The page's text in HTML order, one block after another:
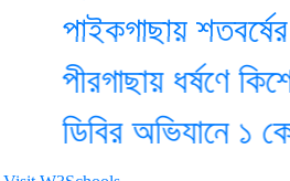
পাইকগাছায়
পীরগাছায় ধর্ষণে
ডিবির অভিযানে ১